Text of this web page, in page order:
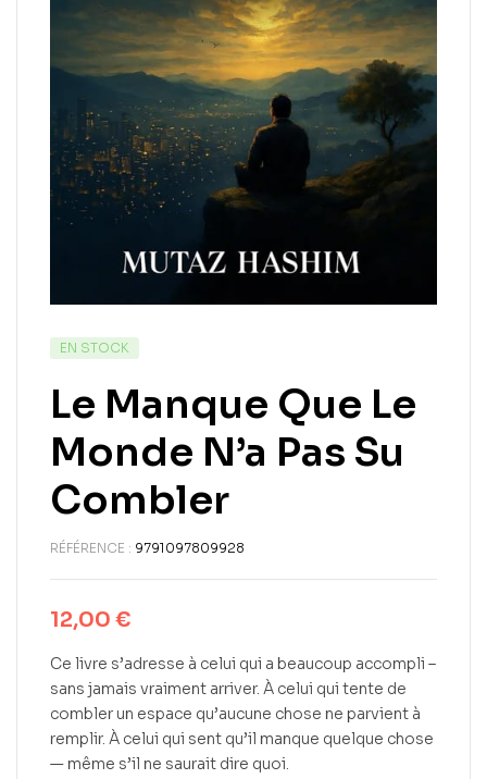
EN STOCK
Le Manque Que Le
Monde N’a Pas Su
Combler
RÉFÉRENCE : 9791097809928
12,00 €
Ce livre s’adresse à celui qui a beaucoup accompli –
sans jamais vraiment arriver. À celui qui tente de
combler un espace qu’aucune chose ne parvient à
remplir. À celui qui sent qu’il manque quelque chose
— même s’il ne saurait dire quoi.